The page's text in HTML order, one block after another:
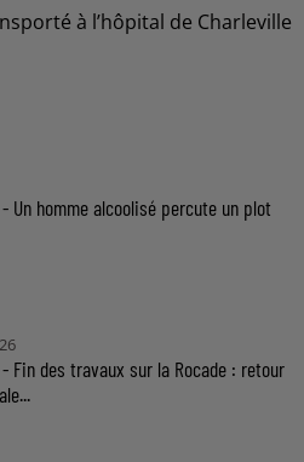
à l’hôpital de Charleville
Un homme alcoolisé percute un plot
Fin des travaux sur la Rocade : retour